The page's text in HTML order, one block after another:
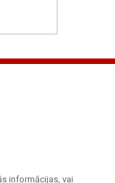
informācijas, vai